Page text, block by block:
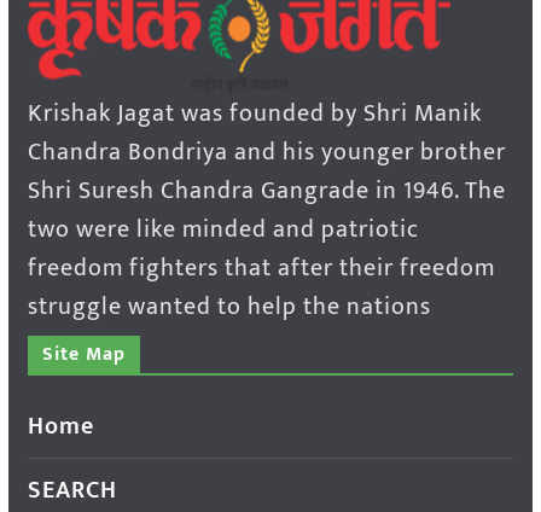
Krishak Jagat was founded by Shri Manik
Chandra Bondriya and his younger brother
Shri Suresh Chandra Gangrade in 1946. The
two were like minded and patriotic
freedom fighters that after their freedom
struggle wanted to help the nations
Site Map
Home
SEARCH